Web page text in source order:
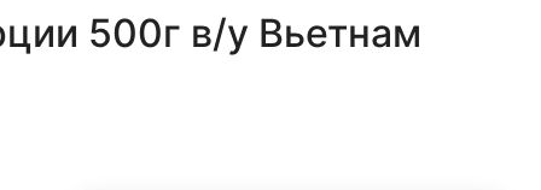
500г в/у Вьетнам